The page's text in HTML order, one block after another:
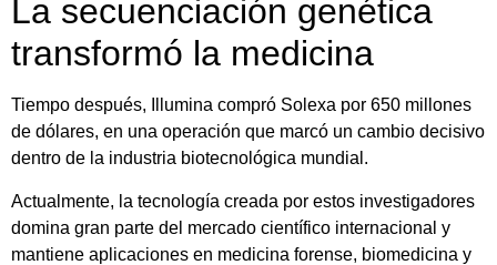
La secuenciación genética
transformó la medicina
Tiempo después, Illumina compró Solexa por 650 millones
de dólares, en una operación que marcó un cambio decisivo
dentro de la industria biotecnológica mundial.
Actualmente, la tecnología creada por estos investigadores
domina gran parte del mercado científico internacional y
mantiene aplicaciones en medicina forense, biomedicina y